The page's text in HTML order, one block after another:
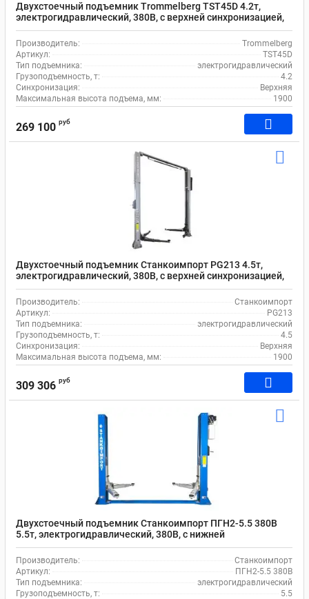
Двухстоечный подъемник Trommelberg TST45D 4.2т,
электрогидравлический, 380В, с верхней синхронизацией,
98-1900 мм
Производитель:
Trommelberg
Артикул:
TST45D
Тип подъемника:
электрогидравлический
Грузоподъемность, т:
4.2
Синхронизация:
Верхняя
Максимальная высота подъема, мм:
1900
269 100 руб
Двухстоечный подъемник Станкоимпорт PG213 4.5т,
электрогидравлический, 380В, с верхней синхронизацией,
100-1900 мм
Производитель:
Станкоимпорт
Артикул:
PG213
Тип подъемника:
электрогидравлический
Грузоподъемность, т:
4.5
Синхронизация:
Верхняя
Максимальная высота подъема, мм:
1900
309 306 руб
Двухстоечный подъемник Станкоимпорт ПГН2-5.5 380В
5.5т, электрогидравлический, 380В, с нижней
синхронизацией, 110-1800 мм
Производитель:
Станкоимпорт
Артикул:
ПГН2-5.5 380В
Тип подъемника:
электрогидравлический
Грузоподъемность, т:
5.5